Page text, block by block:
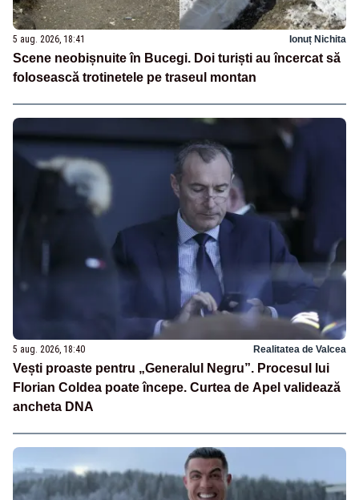
5 aug. 2026, 18:41 Ionuț Nichita
Scene neobișnuite în Bucegi. Doi turiști au încercat să
folosească trotinetele pe traseul montan
5 aug. 2026, 18:40 Realitatea de Valcea
Vești proaste pentru „Generalul Negru”. Procesul lui
Florian Coldea poate începe. Curtea de Apel validează
ancheta DNA